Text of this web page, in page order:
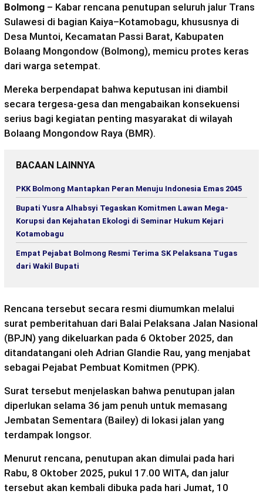
Bolmong – Kabar rencana penutupan seluruh jalur Trans
Sulawesi di bagian Kaiya–Kotamobagu, khususnya di
Desa Muntoi, Kecamatan Passi Barat, Kabupaten
Bolaang Mongondow (Bolmong), memicu protes keras
dari warga setempat.
Mereka berpendapat bahwa keputusan ini diambil
secara tergesa-gesa dan mengabaikan konsekuensi
serius bagi kegiatan penting masyarakat di wilayah
Bolaang Mongondow Raya (BMR).
BACAAN LAINNYA
PKK Bolmong Mantapkan Peran Menuju Indonesia Emas 2045
Bupati Yusra Alhabsyi Tegaskan Komitmen Lawan Mega-
Korupsi dan Kejahatan Ekologi di Seminar Hukum Kejari
Kotamobagu
Empat Pejabat Bolmong Resmi Terima SK Pelaksana Tugas
dari Wakil Bupati
Rencana tersebut secara resmi diumumkan melalui
surat pemberitahuan dari Balai Pelaksana Jalan Nasional
(BPJN) yang dikeluarkan pada 6 Oktober 2025, dan
ditandatangani oleh Adrian Glandie Rau, yang menjabat
sebagai Pejabat Pembuat Komitmen (PPK).
Surat tersebut menjelaskan bahwa penutupan jalan
diperlukan selama 36 jam penuh untuk memasang
Jembatan Sementara (Bailey) di lokasi jalan yang
terdampak longsor.
Menurut rencana, penutupan akan dimulai pada hari
Rabu, 8 Oktober 2025, pukul 17.00 WITA, dan jalur
tersebut akan kembali dibuka pada hari Jumat, 10